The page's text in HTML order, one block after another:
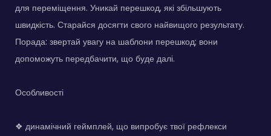
для переміщення. Уникай перешкод, які збільшують
швидкість. Старайся досягти свого найвищого результату.
Порада: звертай увагу на шаблони перешкод; вони
допоможуть передбачити, що буде далі.
Особливості
❖ динамічний геймплей, що випробує твої рефлекси